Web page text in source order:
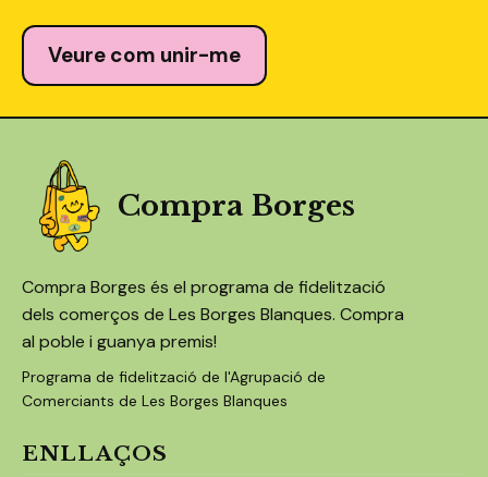
Veure com unir-me
Compra Borges
Compra Borges és el programa de fidelització
dels comerços de Les Borges Blanques. Compra
al poble i guanya premis!
Programa de fidelització de l'Agrupació de
Comerciants de Les Borges Blanques
ENLLAÇOS